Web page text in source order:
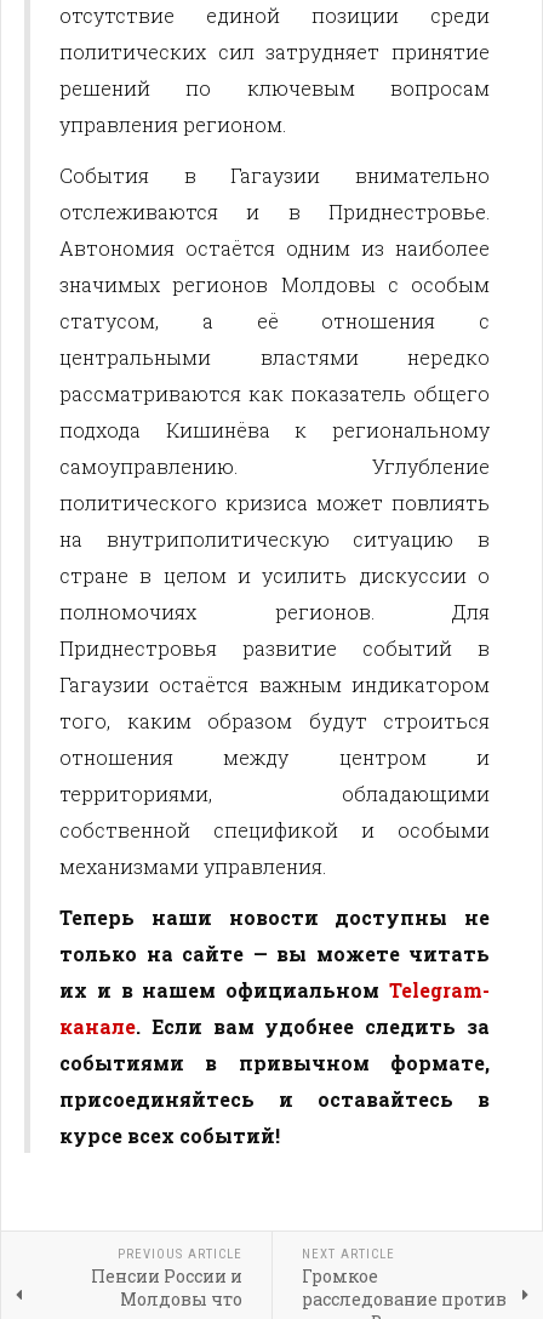
отсутствие единой позиции среди
политических сил затрудняет принятие
решений по ключевым вопросам
управления регионом.
События в Гагаузии внимательно
отслеживаются и в Приднестровье.
Автономия остаётся одним из наиболее
значимых регионов Молдовы с особым
статусом, а её отношения с
центральными властями нередко
рассматриваются как показатель общего
подхода Кишинёва к региональному
самоуправлению. Углубление
политического кризиса может повлиять
на внутриполитическую ситуацию в
стране в целом и усилить дискуссии о
полномочиях регионов. Для
Приднестровья развитие событий в
Гагаузии остаётся важным индикатором
того, каким образом будут строиться
отношения между центром и
территориями, обладающими
собственной спецификой и особыми
механизмами управления.
Теперь наши новости доступны не
только на сайте — вы можете читать
их и в нашем официальном Telegram-
канале. Если вам удобнее следить за
событиями в привычном формате,
присоединяйтесь и оставайтесь в
курсе всех событий!
PREVIOUS ARTICLE
Пенсии России и
Молдовы что
NEXT ARTICLE
Громкое
расследование против